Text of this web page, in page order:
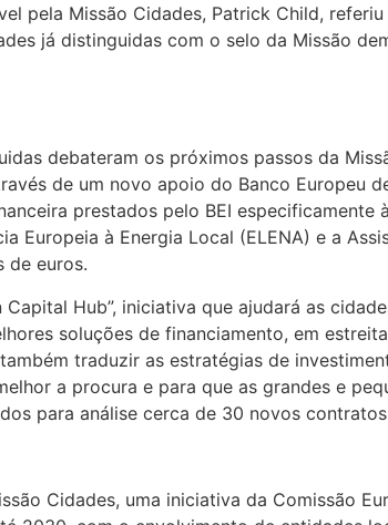
pela Missão Cidades, Patrick Child,
já distinguidas com o selo da Missão
debateram os próximos passos da
de um novo apoio do Banco Europeu
prestados pelo BEI
Europeia à Energia Local (ELENA) e a
de euros.
Hub”, iniciativa que ajudará as
soluções de financiamento, em
traduzir as estratégias de
a procura e para que as grandes e
para análise cerca de 30 novos
Cidades, uma iniciativa da Comissão